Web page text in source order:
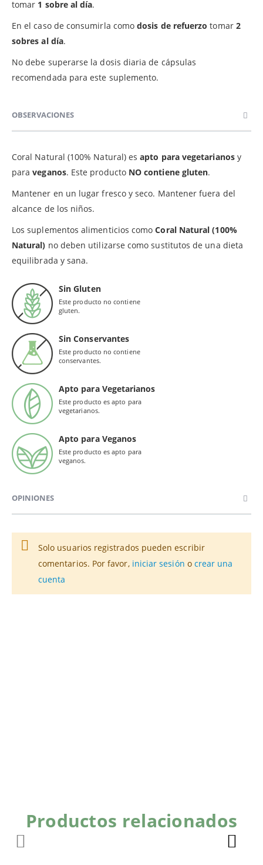
tomar 1 sobre al día.
En el caso de consumirla comodosis de refuerzo tomar 2
sobres al día.
No debe superarse la dosis diaria de cápsulas
recomendada para este suplemento.
OBSERVACIONES
Coral Natural (100% Natural) esapto para vegetarianosy
paraveganos. Este producto NO contiene gluten.
Mantener en un lugar fresco y seco. Mantener fuera del
alcance de los niños.
Los suplementos alimenticios comoCoral Natural (100%
Natural) no deben utilizarse como sustitutos de una dieta
equilibrada y sana.
Sin Gluten
Este producto no contiene
gluten.
Sin Conservantes
Este producto no contiene
conservantes.
Apto para Vegetarianos
Este producto es apto para
vegetarianos.
Apto para Veganos
Este producto es apto para
veganos.
OPINIONES
Solo usuarios registrados pueden escribir
comentarios. Por favor, iniciar sesión o crear una
cuenta
Productos relacionados